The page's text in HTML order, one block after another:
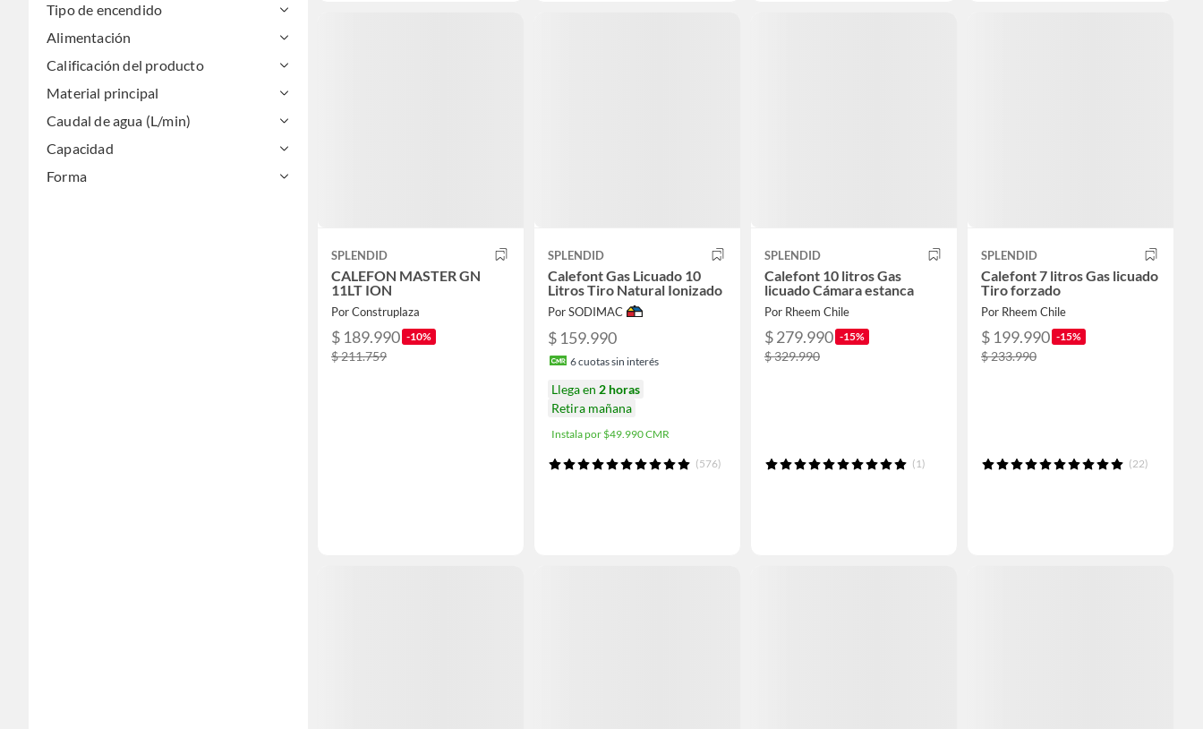
Tipo de encendido
Alimentación
Calificación del producto
Material principal
Caudal de agua (L/min)
Capacidad
Forma
SPLENDID
CALEFON MASTER GN
11LT ION
Por Construplaza
$ 189.990 -10%
$ 211.759
SPLENDID
Calefont Gas Licuado 10
Litros Tiro Natural Ionizado
Por SODIMAC
$ 159.990
6cuotas sin interés
Llega en 2 horas
Retira mañana
Instala por $49.990 CMR
(576)
SPLENDID
Calefont 10 litros Gas
licuado Cámara estanca
Por Rheem Chile
$ 279.990 -15%
$ 329.990
(1)
SPLENDID
Calefont 7 litros Gas licuado
Tiro forzado
Por Rheem Chile
$ 199.990 -15%
$ 233.990
(22)